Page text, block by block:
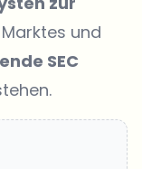
und
SEC